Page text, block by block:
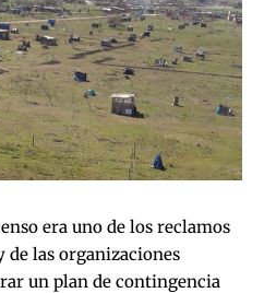
era uno de los reclamos
de las organizaciones
un plan de contingencia